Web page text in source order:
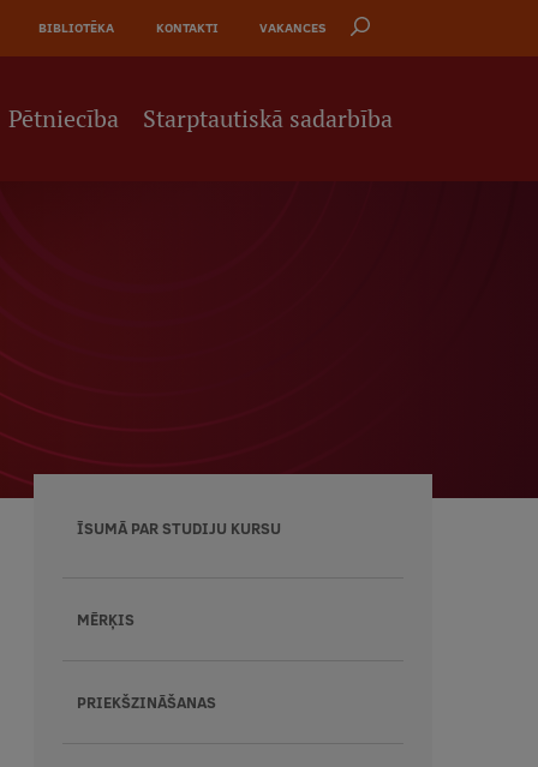
BIBLIOTĒKA KONTAKTI VAKANCES
Pētniecība Starptautiskā sadarbība
ĪSUMĀ PAR STUDIJU KURSU
MĒRĶIS
PRIEKŠZINĀŠANAS